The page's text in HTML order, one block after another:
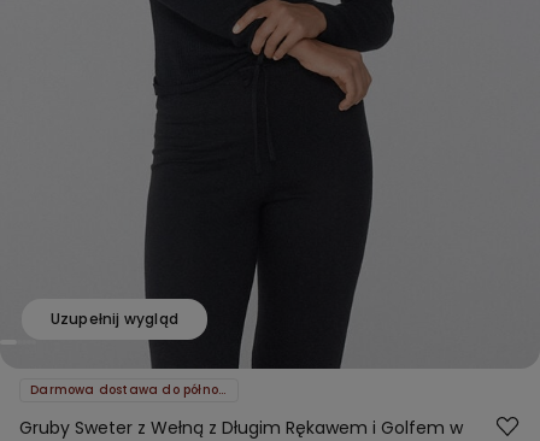
Uzupełnij wygląd
Darmowa dostawa do północy!
Gruby Sweter z Wełną z Długim Rękawem i Golfem w